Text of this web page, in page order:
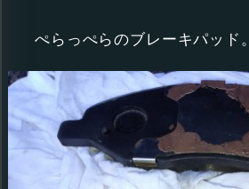
ぺらっぺらのブレーキパッド。